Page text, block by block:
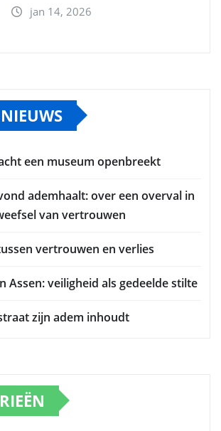
jan 14, 2026
een museum openbreekt
ademhaalt: over een overval in
van vertrouwen
vertrouwen en verlies
Assen: veiligheid als gedeelde stilte
zijn adem inhoudt